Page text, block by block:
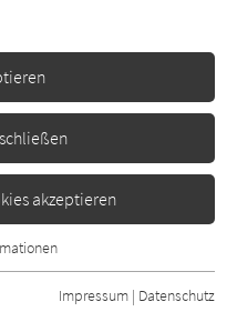
Inhalte (2)
Eingaben löschen
akzeptieren
Funktionen der
dass die Webseite
Impressum | Datenschutz